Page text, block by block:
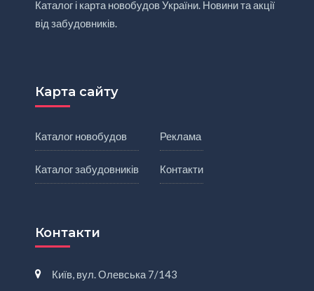
Каталог і карта новобудов України. Новини та акції
від забудовників.
Карта сайту
Каталог новобудов
Каталог забудовників
Реклама
Контакти
Контакти
Київ, вул. Олевська 7/143